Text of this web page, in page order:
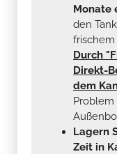
Monate
den
frischem
Durch
Direkt-
dem
Problem
Lagern
Zeit in